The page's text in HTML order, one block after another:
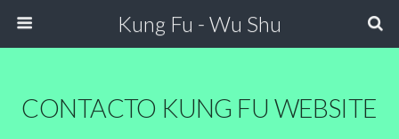
Kung Fu - Wu Shu
CONTACTO KUNG FU WEBSITE